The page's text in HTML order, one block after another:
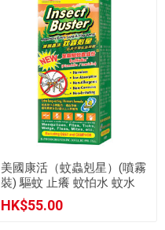
美國康活（蚊蟲剋星）(噴霧
裝) 驅蚊 止癢 蚊怕水 蚊水
超長效 驅蚊蟲噴霧 (60ml)
HK$55.00